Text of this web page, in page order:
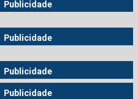
Publicidade
Publicidade
Publicidade
Publicidade